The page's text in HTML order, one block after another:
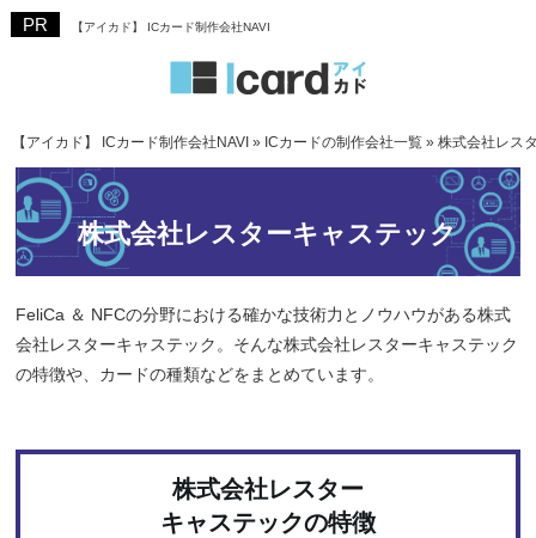
【アイカド】 ICカード制作会社NAVI
【アイカド】 ICカード制作会社NAVI » ICカードの制作会社一覧 » 株式会社レス
株式会社レスターキャステック
FeliCa ＆ NFCの分野における確かな技術力とノウハウがある株式
会社レスターキャステック。そんな株式会社レスターキャステック
の特徴や、カードの種類などをまとめています。
株式会社レスター
キャステックの特徴